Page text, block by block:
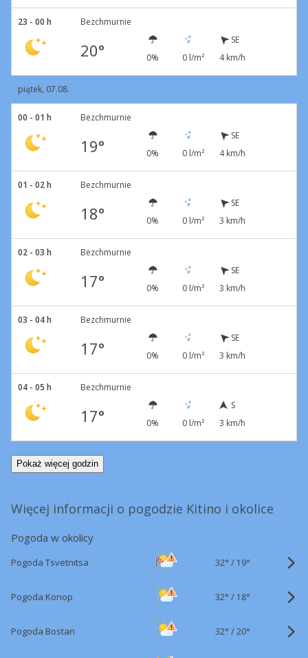
23 - 00 h Bezchmurnie
20° 0% 0 l/m²
SE
4 km/h
piątek, 07.08.
00 - 01 h Bezchmurnie
19° 0% 0 l/m²
SE
4 km/h
01 - 02 h Bezchmurnie
18° 0% 0 l/m²
SE
3 km/h
02 - 03 h Bezchmurnie
17° 0% 0 l/m²
SE
3 km/h
03 - 04 h Bezchmurnie
17° 0% 0 l/m²
SE
3 km/h
04 - 05 h Bezchmurnie
17° 0% 0 l/m²
S
3 km/h
Pokaż więcej godzin
Więcej informacji o pogodzie Kitino i okolice
Pogoda w okolicy
Pogoda Tsvetnitsa 32° / 19°
Pogoda Konop 32° / 18°
Pogoda Bostan 32° /20°